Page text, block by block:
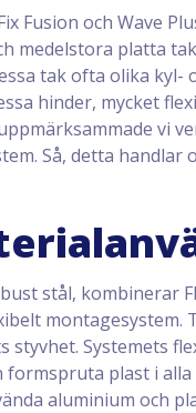
Fusion och Wave
medelstora platta
tak ofta olika kyl-
hinder, mycket
vi
Så, detta handlar
stål, kombinerar
montagesystem.
Systemets
plast i
aluminium och